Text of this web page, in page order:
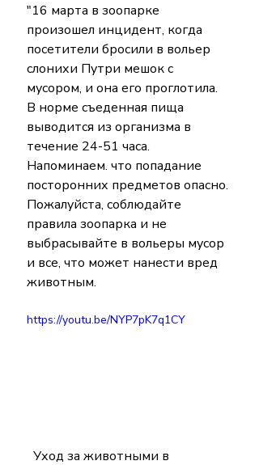
"16 марта в зоопарке
произошел инцидент, когда
посетители бросили в вольер
слонихи Путри мешок с
мусором, и она его проглотила.
В норме съеденная пища
выводится из организма в
течение 24-51 часа.
Напоминаем. что попадание
посторонних предметов опасно.
Пожалуйста, соблюдайте
правила зоопарка и не
выбрасывайте в вольеры мусор
и все, что может нанести вред
животным.
https://youtu.be/NYP7pK7q1CY